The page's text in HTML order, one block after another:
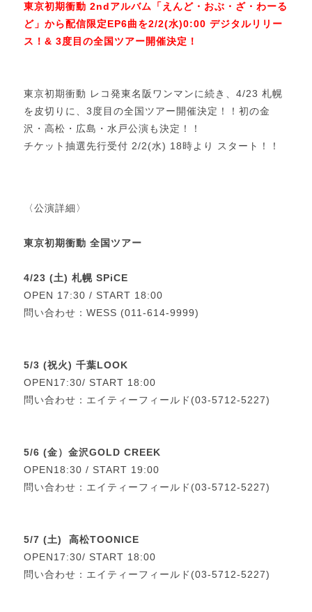
東京初期衝動 2ndアルバム「えんど・おぶ・ざ・わーる
ど」から配信限定EP6曲を2/2(水)0:00 デジタルリリー
ス！&3度目の全国ツアー開催決定！
東京初期衝動 レコ発東名阪ワンマンに続き、4/23 札幌
を皮切りに、3度目の全国ツアー開催決定！！初の金
沢・高松・広島・水戸公演も決定！！
チケット抽選先行受付 2/2(水) 18時より スタート！！
〈公演詳細〉
東京初期衝動 全国ツアー
4/23 (土) 札幌 SPiCE
OPEN 17:30 / START 18:00
問い合わせ：WESS (011-614-9999)
5/3 (祝火) 千葉LOOK
OPEN17:30/ START 18:00
問い合わせ：エイティーフィールド(03-5712-5227)
5/6 (金）金沢GOLD CREEK
OPEN18:30 / START 19:00
問い合わせ：エイティーフィールド(03-5712-5227)
5/7 (土) 高松TOONICE
OPEN17:30/ START 18:00
問い合わせ：エイティーフィールド(03-5712-5227)